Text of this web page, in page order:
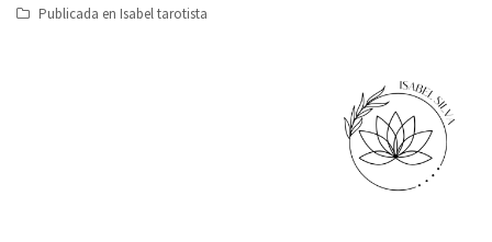
Publicada en Isabel tarotista